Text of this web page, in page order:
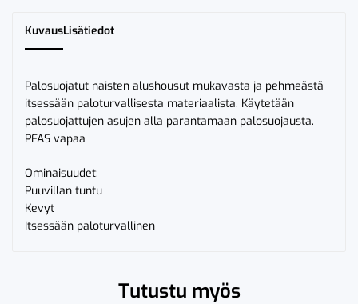
KuvausLisätiedot
Palosuojatut naisten alushousut mukavasta ja pehmeästä
itsessään paloturvallisesta materiaalista. Käytetään
palosuojattujen asujen alla parantamaan palosuojausta.
PFAS vapaa
Ominaisuudet:
Puuvillan tuntu
Kevyt
Itsessään paloturvallinen
Tutustu myös